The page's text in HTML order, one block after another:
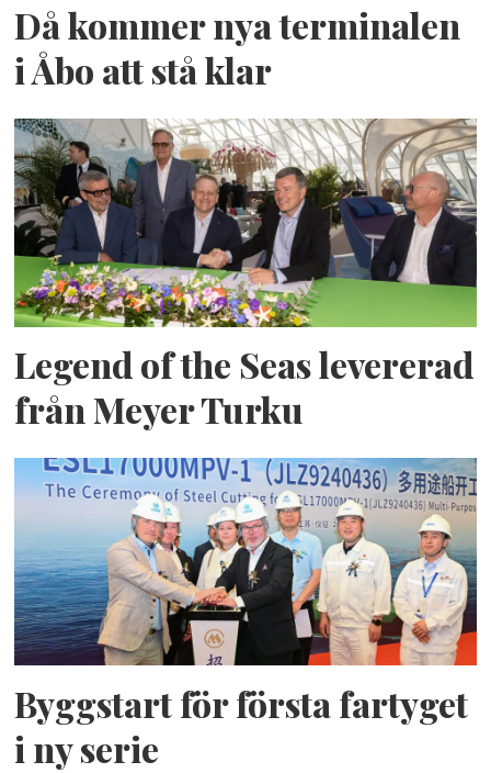
Då kommer nya terminalen
i Åbo att stå klar
Legend of the Seas levererad
från Meyer Turku
Byggstart för första fartyget
i ny serie